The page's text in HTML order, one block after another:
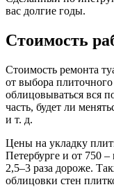
вас долгие годы.
Стоимость
Стоимость ремонта
от выбора плиточного
облицовываться вся
часть, будет ли
и т. д.
Цены на укладку
Петербурге и от 750
2,5–3 раза дороже.
облицовки стен